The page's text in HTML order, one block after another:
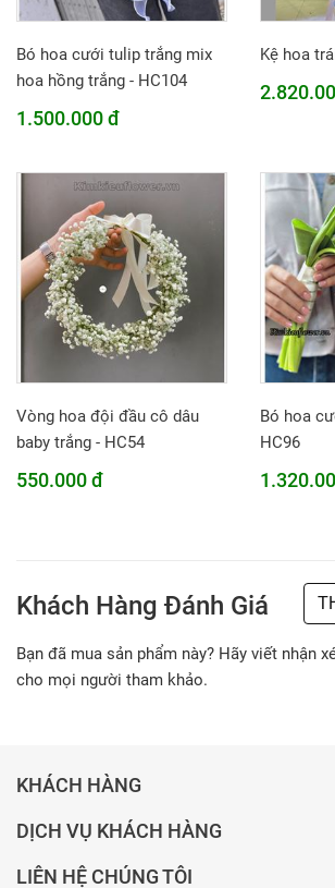
Bó hoa cưới tulip trắng mix
hoa hồng trắng - HC104
1.500.000 đ
Kệ hoa
Vòng hoa đội đầu cô dâu
baby trắng - HC54
550.000 đ
Bó hoa
HC96
Khách Hàng Đánh Giá
Bạn đã mua sản phẩm này? Hãy viết nhận
cho mọi người tham khảo.
KHÁCH HÀNG
DỊCH VỤ KHÁCH HÀNG
LIÊN HỆ CHÚNG TÔI